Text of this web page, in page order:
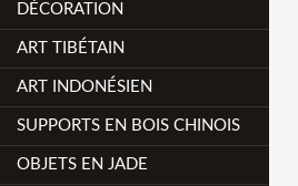
DÉCORATION
ART TIBÉTAIN
ART INDONÉSIEN
SUPPORTS EN BOIS CHINOIS
OBJETS EN JADE